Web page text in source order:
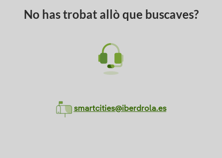
No has trobat allò que buscaves?
smartcities@iberdrola.es